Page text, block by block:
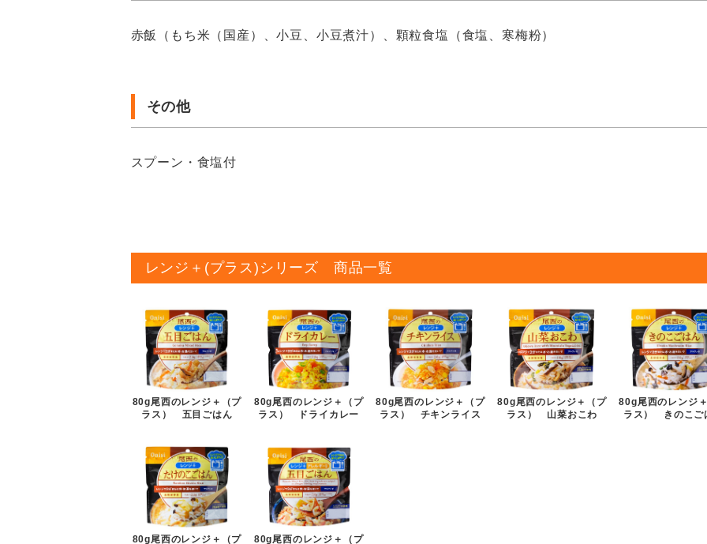
赤飯（もち米（国産）、小豆、小豆煮汁）、顆粒食塩（食塩、寒梅粉）
その他
スプーン・食塩付
レンジ＋(プラス)シリーズ 商品一覧
80g尾西のレンジ＋（プ
ラス） 五目ごはん
80g尾西のレンジ＋（プ
ラス） ドライカレー
80g尾西のレンジ＋（プ
ラス） チキンライス
80g尾西のレンジ＋（プ
ラス） 山菜おこわ
80g尾西のレンジ
ラス） きのこご
80g尾西のレンジ＋（プ
80g尾西のレンジ＋（プ